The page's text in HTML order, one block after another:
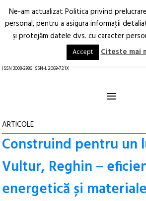
Arhitectură.
Oraș.
ISSN 3008-2986 ISSN-L 2069-721X
≡
ARTICOLE
Construind pentru un
Vultur, Reghin –
energetică și
Ne-am actualizat Politica privind
personal, pentru a asigura informaţii
şi protejăm datele dvs. cu caracter
Accept Citeste mai